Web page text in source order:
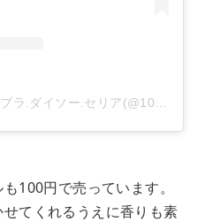
ソー.セリア(@100kin_mag)がシェアした投稿
100円で売っています。
てくれるうえに香りも素